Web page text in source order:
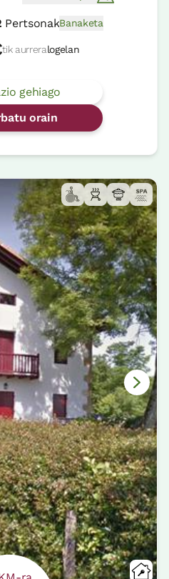
PertsonakBanaketa
tik aurreralogelan
gehiago
orain